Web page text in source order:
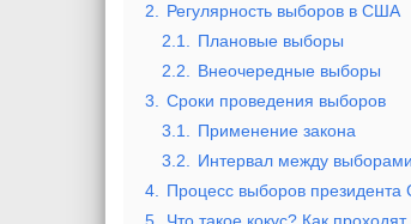
2.
Регулярность выборов в США
2.1.
Плановые выборы
2.2.
Внеочередные выборы
3.
Сроки проведения выборов
3.1.
Применение закона
3.2.
Интервал между выборами
4.
Процесс выборов